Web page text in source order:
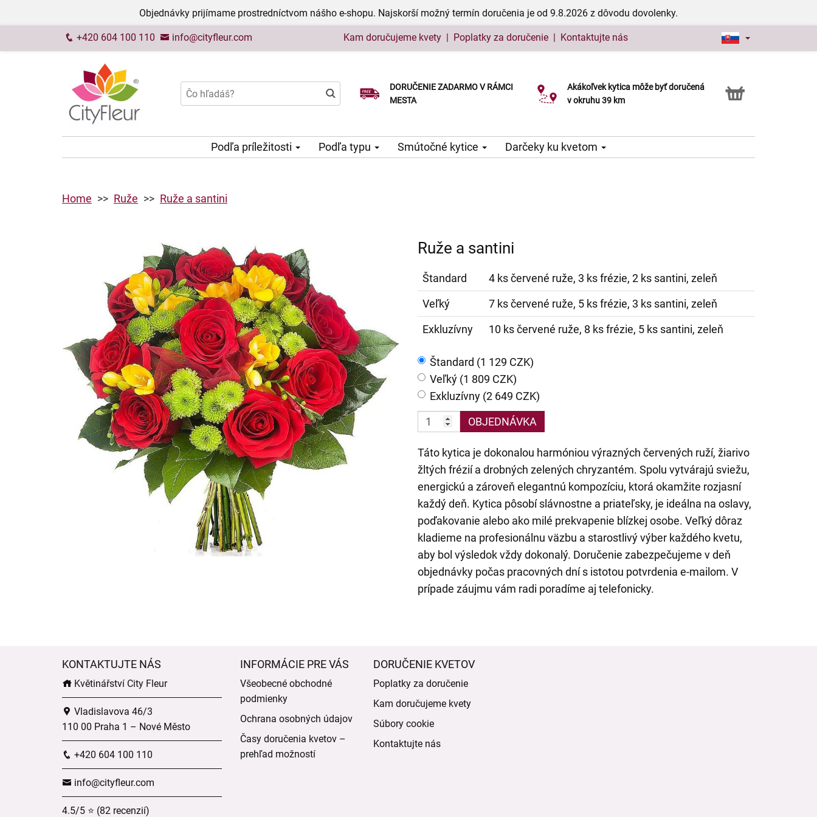
Objednávky prijímame prostredníctvom nášho e-shopu. Najskorší možný termín doručenia je od 9.8.2026 z dôvodu dovolenky.
+420 604 100 110 info@cityfleur.com Kam doručujeme kvety | Poplatky za doručenie | Kontaktujte nás
DORUČENIE ZADARMO V RÁMCI
MESTA
Akákoľvek kytica môže byť doručená
v okruhu 39 km
Služba Click & Collect
Podľa príležitosti Podľa typu Smútočné kytice Darčeky ku kvetom
Home Ruže Ruže a santini
Ruže a santini
Štandard
4 ks červené ruže, 3 ks frézie, 2 ks santini, zeleň
Veľký
7 ks červené ruže, 5 ks frézie, 3 ks santini, zeleň
Exkluzívny
10 ks červené ruže, 8 ks frézie, 5 ks santini, zeleň
Štandard (1 129 CZK)
Veľký (1 809 CZK)
Exkluzívny (2 649 CZK)
OBJEDNÁVKA
Táto kytica je dokonalou harmóniou výrazných červených ruží, žiarivo
žltých frézií a drobných zelených chryzantém. Spolu vytvárajú sviežu,
energickú a zároveň elegantnú kompozíciu, ktorá okamžite rozjasní
každý deň. Kytica pôsobí slávnostne a priateľsky, je ideálna na oslavy,
poďakovanie alebo ako milé prekvapenie blízkej osobe. Veľký dôraz
kladieme na profesionálnu väzbu a starostlivý výber každého kvetu,
aby bol výsledok vždy dokonalý. Doručenie zabezpečujeme v deň
objednávky počas pracovných dní s istotou potvrdenia e-mailom. V
prípade záujmu vám radi poradíme aj telefonicky.
KONTAKTUJTE NÁS
Květinářství City Fleur
Vladislavova 46/3
110 00 Praha 1 – Nové Město
+420 604 100 110
info@cityfleur.com
4.5/5 ⭐ (82 recenzií)
INFORMÁCIE PRE VÁS
Všeobecné obchodné
podmienky
Ochrana osobných údajov
Časy doručenia kvetov –
prehľad možností
DORUČENIE KVETOV
Poplatky za doručenie
Kam doručujeme kvety
Súbory cookie
Kontaktujte nás